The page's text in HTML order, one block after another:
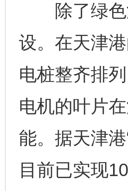
除了绿色
设。在天津
电桩整齐排
电机的叶片
能。据天津
目前已实现